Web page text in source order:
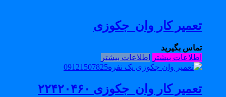
تعمیر کار وان_جکوزی
تماس بگیرید
اطلاعات بیشتر اطلاعات بیشتر
تعمیر کار وان_جکوزی ۲۲۴۲۰۴۶۰